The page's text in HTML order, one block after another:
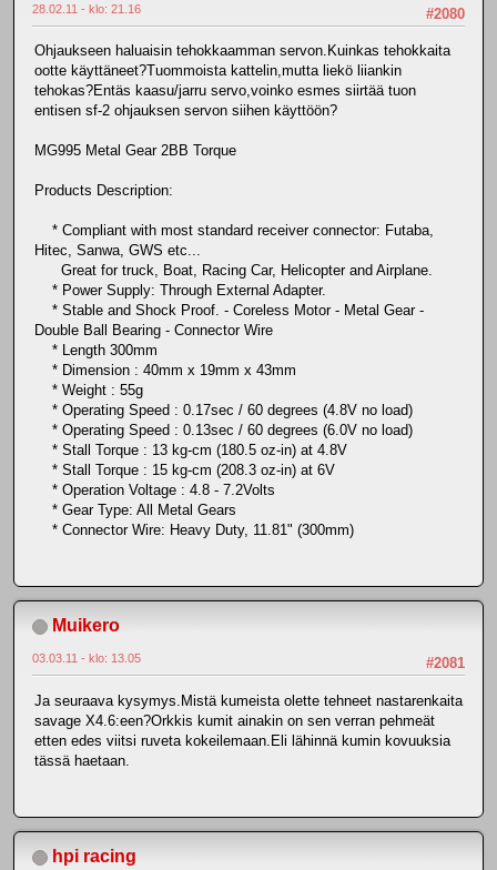
#2080
28.02.11 - klo: 21.16
Ohjaukseen haluaisin tehokkaamman servon.Kuinkas tehokkaita
ootte käyttäneet?Tuommoista kattelin,mutta liekö liiankin
tehokas?Entäs kaasu/jarru servo,voinko esmes siirtää tuon
entisen sf-2 ohjauksen servon siihen käyttöön?
MG995 Metal Gear 2BB Torque
Products Description:
* Compliant with most standard receiver connector: Futaba,
Hitec, Sanwa, GWS etc...
Great for truck, Boat, Racing Car, Helicopter and Airplane.
* Power Supply: Through External Adapter.
* Stable and Shock Proof. - Coreless Motor - Metal Gear -
Double Ball Bearing - Connector Wire
* Length 300mm
* Dimension : 40mm x 19mm x 43mm
* Weight : 55g
* Operating Speed : 0.17sec / 60 degrees (4.8V no load)
* Operating Speed : 0.13sec / 60 degrees (6.0V no load)
* Stall Torque : 13 kg-cm (180.5 oz-in) at 4.8V
* Stall Torque : 15 kg-cm (208.3 oz-in) at 6V
* Operation Voltage : 4.8 - 7.2Volts
* Gear Type: All Metal Gears
* Connector Wire: Heavy Duty, 11.81" (300mm)
Muikero
#2081
03.03.11 - klo: 13.05
Ja seuraava kysymys.Mistä kumeista olette tehneet nastarenkaita
savage X4.6:een?Orkkis kumit ainakin on sen verran pehmeät
etten edes viitsi ruveta kokeilemaan.Eli lähinnä kumin kovuuksia
tässä haetaan.
hpi racing